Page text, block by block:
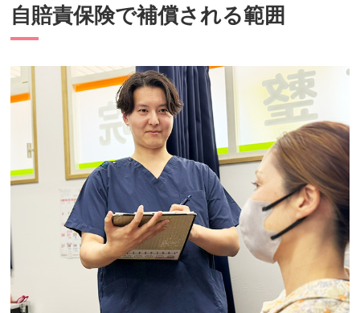
自賠責保険で補償される範囲